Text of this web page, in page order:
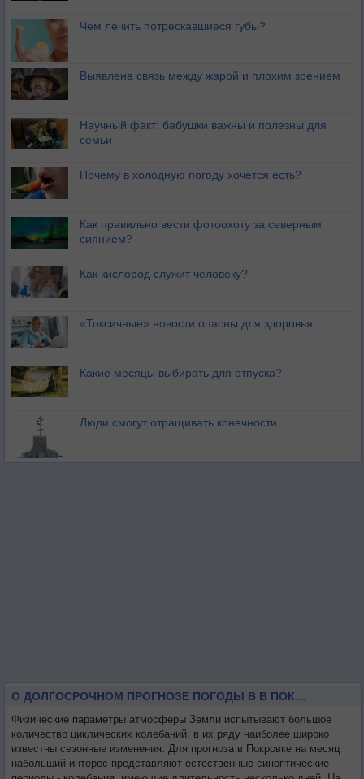
Чем лечить потрескавшиеся губы?
Выявлена связь между жарой и плохим зрением
Научный факт: бабушки важны и полезны для
семьи
Почему в холодную погоду хочется есть?
Как правильно вести фотоохоту за северным
сиянием?
Как кислород служит человеку?
«Токсичные» новости опасны для здоровья
Какие месяцы выбирать для отпуска?
Люди смогут отращивать конечности
О ДОЛГОСРОЧНОМ ПРОГНОЗЕ ПОГОДЫ В В ПОКРОВКЕ НА МЕСЯЦ
Физические параметры атмосферы Земли испытывают большое
количество циклических колебаний, в их ряду наиболее широко
известны сезонные изменения. Для прогноза в Покровке на месяц
набольший интерес представляют естественные синоптические